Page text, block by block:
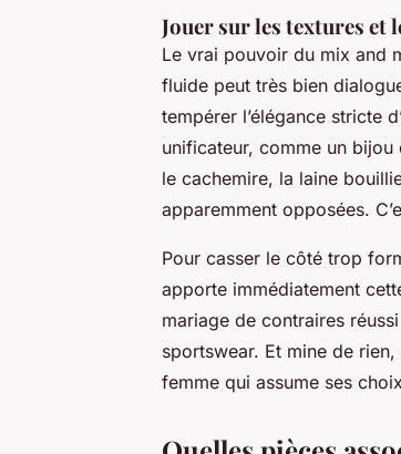
Jouer sur les textures et
Le vrai pouvoir du mix and
fluide peut très bien
tempérer l’élégance stricte
unificateur, comme un
le cachemire, la laine
apparemment opposées.
Pour casser le côté trop
apporte immédiatement
mariage de contraires
sportswear. Et mine de
femme qui assume ses